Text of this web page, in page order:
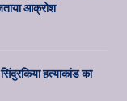
आक्रोश
हत्याकांड का